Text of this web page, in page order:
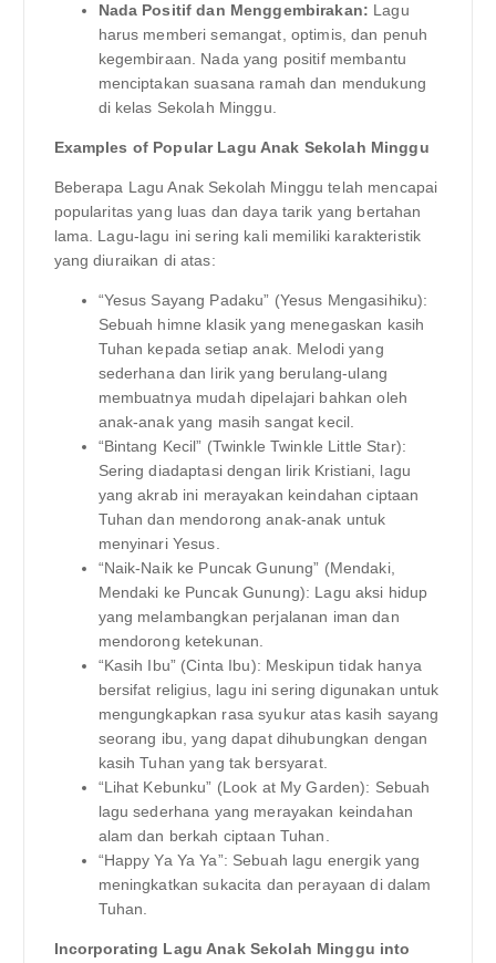
Nada Positif dan Menggembirakan: Lagu
harus memberi semangat, optimis, dan penuh
kegembiraan. Nada yang positif membantu
menciptakan suasana ramah dan mendukung
di kelas Sekolah Minggu.
Examples of Popular Lagu Anak Sekolah Minggu
Beberapa Lagu Anak Sekolah Minggu telah mencapai
popularitas yang luas dan daya tarik yang bertahan
lama. Lagu-lagu ini sering kali memiliki karakteristik
yang diuraikan di atas:
“Yesus Sayang Padaku” (Yesus Mengasihiku):
Sebuah himne klasik yang menegaskan kasih
Tuhan kepada setiap anak. Melodi yang
sederhana dan lirik yang berulang-ulang
membuatnya mudah dipelajari bahkan oleh
anak-anak yang masih sangat kecil.
“Bintang Kecil” (Twinkle Twinkle Little Star):
Sering diadaptasi dengan lirik Kristiani, lagu
yang akrab ini merayakan keindahan ciptaan
Tuhan dan mendorong anak-anak untuk
menyinari Yesus.
“Naik-Naik ke Puncak Gunung” (Mendaki,
Mendaki ke Puncak Gunung): Lagu aksi hidup
yang melambangkan perjalanan iman dan
mendorong ketekunan.
“Kasih Ibu” (Cinta Ibu): Meskipun tidak hanya
bersifat religius, lagu ini sering digunakan untuk
mengungkapkan rasa syukur atas kasih sayang
seorang ibu, yang dapat dihubungkan dengan
kasih Tuhan yang tak bersyarat.
“Lihat Kebunku” (Look at My Garden): Sebuah
lagu sederhana yang merayakan keindahan
alam dan berkah ciptaan Tuhan.
“Happy Ya Ya Ya”: Sebuah lagu energik yang
meningkatkan sukacita dan perayaan di dalam
Tuhan.
Incorporating Lagu Anak Sekolah Minggu into